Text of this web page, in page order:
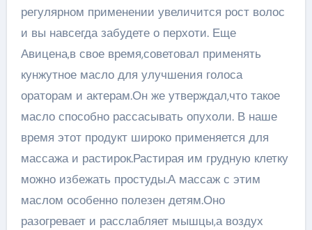
регулярном применении увеличится рост волос
и вы навсегда забудете о перхоти. Еще
Авицена,в свое время,советовал применять
кунжутное масло для улучшения голоса
ораторам и актерам.Он же утверждал,что такое
масло способно рассасывать опухоли. В наше
время этот продукт широко применяется для
массажа и растирок.Растирая им грудную клетку
можно избежать простуды.А массаж с этим
маслом особенно полезен детям.Оно
разогревает и расслабляет мышцы,а воздух